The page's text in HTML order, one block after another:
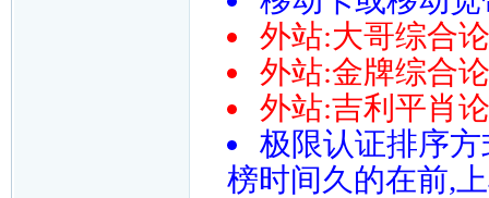
外站:大哥综合
外站:金牌综合
外站:吉利平肖
极限认证排序
榜时间久的在前,